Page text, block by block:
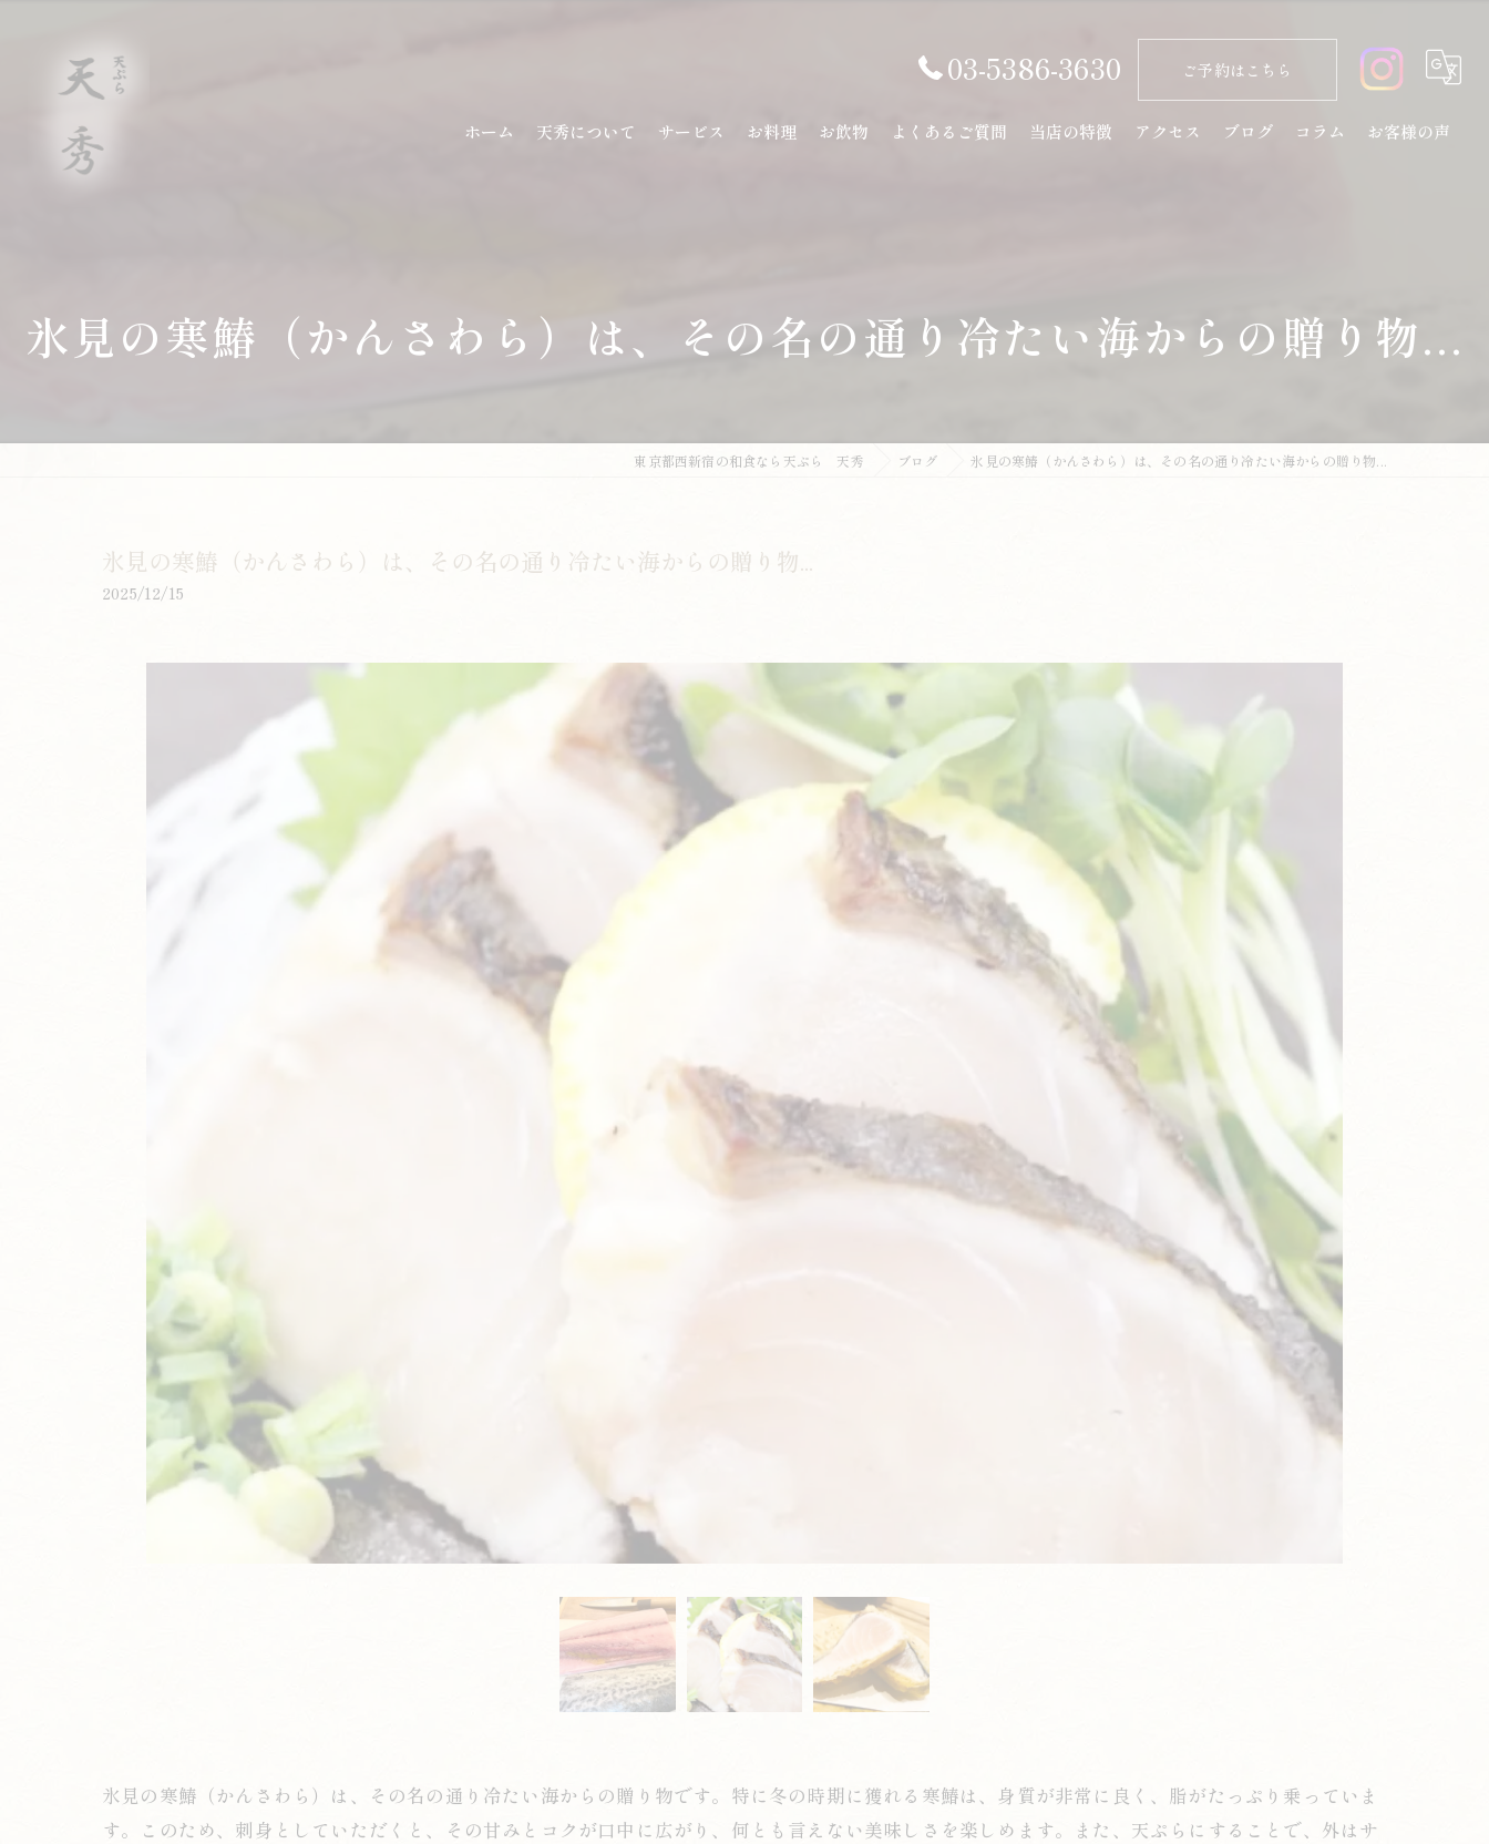
03-5386-3630 ご予約はこちら
ホーム 天秀について サービス お料理 お飲物 よくあるご質問 当店の特徴
ディナー
アクセス ブログ コラム お客様の声
氷見の寒鰆（かんさわら）は、その名の通り冷たい海からの贈り物...
東京都西新宿の和食なら天ぷら 天秀 ブログ 氷見の寒鰆（かんさわら）は、その名の通り冷たい海からの贈り物...
氷見の寒鰆（かんさわら）は、その名の通り冷たい海からの贈り物...
2025/12/15
氷見の寒鰆（かんさわら）は、その名の通り冷たい海からの贈り物です。特に冬の時期に獲れる寒鰆は、身質が非常に良く、脂がたっぷり乗っていま
す。このため、刺身としていただくと、その甘みとコクが口中に広がり、何とも言えない美味しさを楽しめます。また、天ぷらにすることで、外はサ